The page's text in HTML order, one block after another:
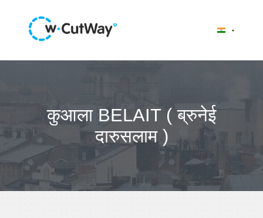
कुआला BELAIT ( ब्रुनेई
दारुसलाम )